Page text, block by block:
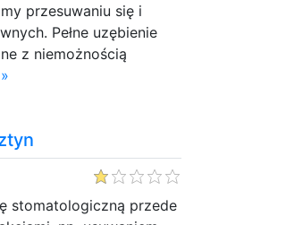
przesuwaniu się i
Pełne uzębienie
z niemożnością
stomatologiczną przede